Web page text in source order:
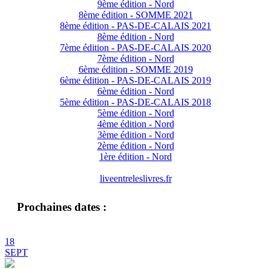
9ème édition - Nord
8ème édition - SOMME 2021
8ème édition - PAS-DE-CALAIS 2021
8ème édition - Nord
7ème édition - PAS-DE-CALAIS 2020
7ème édition - Nord
6ème édition - SOMME 2019
6ème édition - PAS-DE-CALAIS 2019
6ème édition - Nord
5ème édition - PAS-DE-CALAIS 2018
5ème édition - Nord
4ème édition - Nord
3ème édition - Nord
2ème édition - Nord
1ère édition - Nord
liveentreleslivres.fr
Prochaines dates :
18
SEPT